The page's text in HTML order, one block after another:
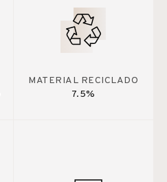
MATERIAL RECICLADO
7.5%